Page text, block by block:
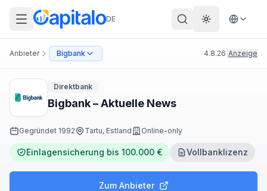
DE Theme
Anbieter Bigbank 4.8.26 Anzeige
Direktbank
Bigbank – Aktuelle News
Gegründet 1992 Tartu, Estland Online-only
Einlagensicherung bis 100.000 € Vollbanklizenz
Zum Anbieter